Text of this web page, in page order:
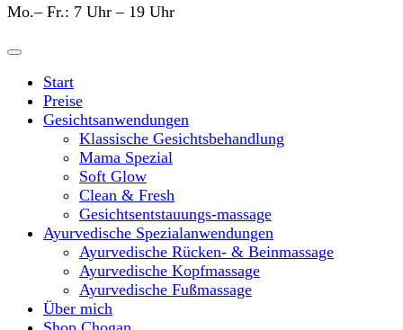
Mo.– Fr.: 7 Uhr – 19 Uhr
Start
Preise
Gesichtsanwendungen
Klassische Gesichtsbehandlung
Mama Spezial
Soft Glow
Clean & Fresh
Gesichtsentstauungs-massage
Ayurvedische Spezialanwendungen
Ayurvedische Rücken- & Beinmassage
Ayurvedische Kopfmassage
Ayurvedische Fußmassage
Über mich